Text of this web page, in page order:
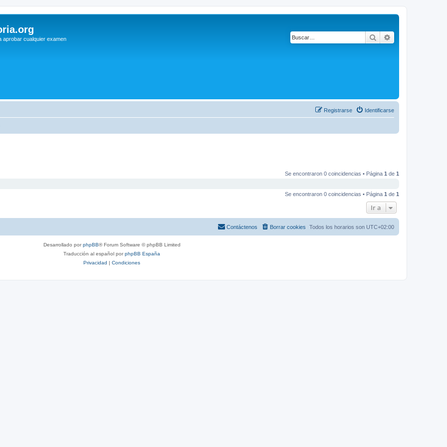
aprobar cualquier examen Buscar
Identificarse
Registrarse
Se encontraron 0 coincidencias • Página 1 de 1
Se encontraron 0 coincidencias • Página 1 de 1
Ir a
Todos los horarios son UTC+02:00
Borrar cookies
Contáctenos
Desarrollado porphpBB® Forum Software © phpBB Limited
Traducción al español porphpBB España
Privacidad | Condiciones